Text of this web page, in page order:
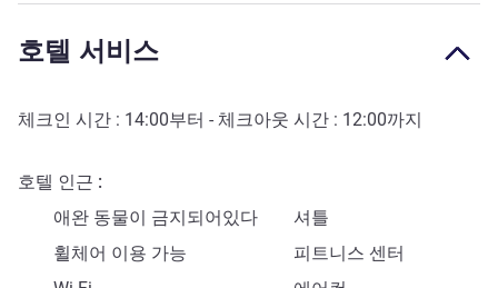
호텔 서비스
체크인 시간 : 14:00부터 - 체크아웃 시간 : 12:00까지
호텔 인근
애완 동물이 금지되어있다
셔틀
휠체어 이용 가능
피트니스 센터